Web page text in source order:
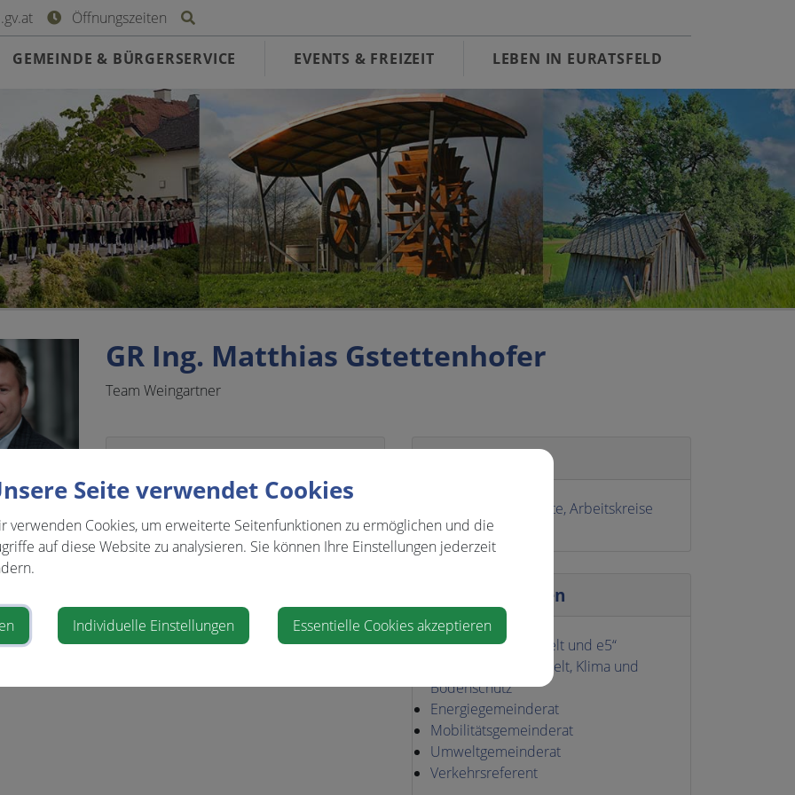
Öffnungszeiten
GEMEINDE & BÜRGERSERVICE EVENTS & FREIZEIT LEBEN IN EURATSFELD
GR Ing. Matthias Gstettenhofer
Team Weingartner
matthias.gstettenhofer@gmail.com
Ausschüsse, Referate, Arbeitskreise
Zuständigkeiten
Arbeitskreis „Umwelt und e5“
Ausschuss für Umwelt, Klima und
Bodenschutz
Energiegemeinderat
Mobilitätsgemeinderat
Umweltgemeinderat
Verkehrsreferent
Seite verwendet Cookies
verwenden Cookies, um erweiterte Seitenfunktionen zu ermöglichen und die
auf diese Website zu analysieren. Sie können Ihre Einstellungen jederzeit
Individuelle Einstellungen Essentielle Cookies akzeptieren